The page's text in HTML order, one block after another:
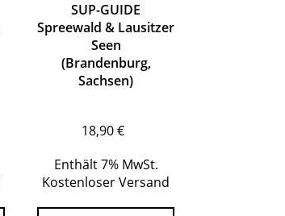
SUP-GUIDE
Spreewald & Lausitzer
Seen
(Brandenburg,
Sachsen)
18,90€
Enthält 7% MwSt.
Kostenloser Versand